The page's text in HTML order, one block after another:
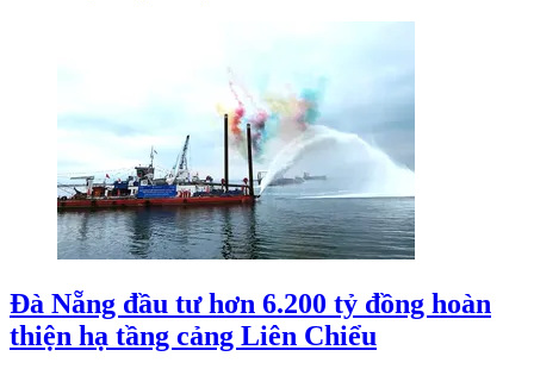
Đà Nẵng đầu tư hơn 6.200 tỷ đồng hoàn
thiện hạ tầng cảng Liên Chiểu